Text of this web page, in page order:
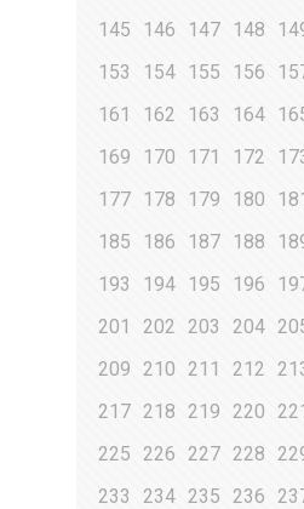
145
146 147 148
153
154 155 156
161
162 163 164
169
170 171 172
177 178 179 180
185
186 187 188
193
194 195 196
201
202 203 204
209
210 211 212
217 218 219 220
225
226 227 228
233
234 235 236